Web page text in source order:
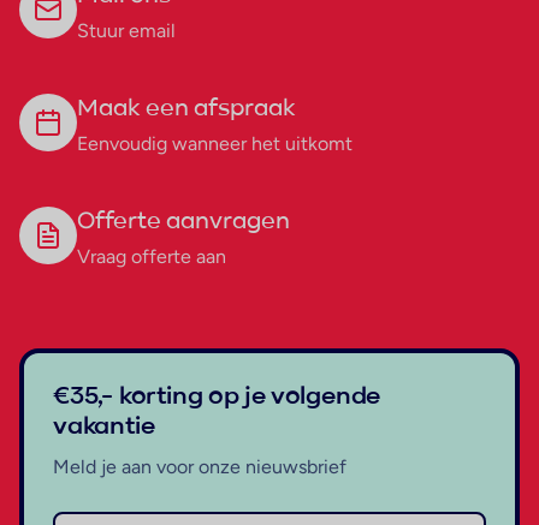
Stuur email
Maak een afspraak
Eenvoudig wanneer het uitkomt
Offerte aanvragen
Vraag offerte aan
€35,- korting op je volgende
vakantie
Meld je aan voor onze nieuwsbrief